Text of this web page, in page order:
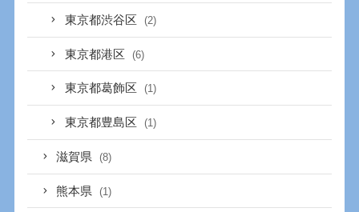
東京都渋谷区 (2)
東京都港区 (6)
東京都葛飾区 (1)
東京都豊島区 (1)
滋賀県 (8)
熊本県 (1)